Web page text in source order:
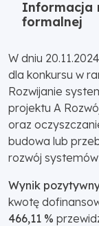
Informacja
formalnej
W dniu
dla konkursu w
Rozwijanie
projektu A
oraz
budowa lub
rozwój
Wynik
kwotę
466,11 %